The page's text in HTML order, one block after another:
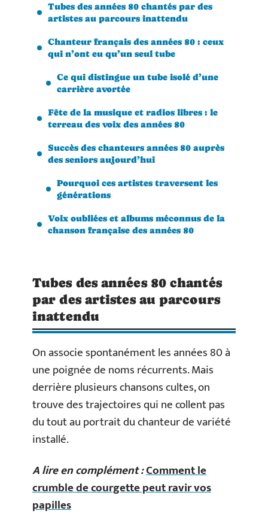
Tubes des années 80 chantés par des
artistes au parcours inattendu
Chanteur français des années 80 : ceux
qui n’ont eu qu’un seul tube
Ce qui distingue un tube isolé d’une
carrière avortée
Fête de la musique et radios libres : le
terreau des voix des années 80
Succès des chanteurs années 80 auprès
des seniors aujourd’hui
Pourquoi ces artistes traversent les
générations
Voix oubliées et albums méconnus de la
chanson française des années 80
Tubes des années 80 chantés
par des artistes au parcours
inattendu
On associe spontanément les années 80 à
une poignée de noms récurrents. Mais
derrière plusieurs chansons cultes, on
trouve des trajectoires qui ne collent pas
du tout au portrait du chanteur de variété
installé.
A lire en complément :Comment le
crumble de courgette peut ravir vos
papilles